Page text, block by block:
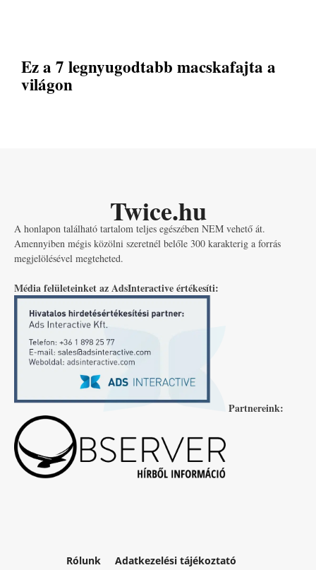
Ez a 7 legnyugodtabb macskafajta a
világon
Twice.hu
A honlapon található tartalom teljes egészében NEM vehető át.
Amennyiben mégis közölni szeretnél belőle 300 karakterig a forrás
megjelölésével megteheted.
Média felületeinket az AdsInteractive értékesíti:
Partnereink:
Rólunk Adatkezelési tájékoztató